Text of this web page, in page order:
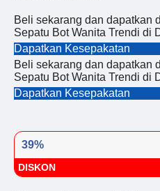
Beli sekarang dan dapatkan
Sepatu Bot Wanita Trendi di
Dapatkan Kesepakatan
Beli sekarang dan dapatkan
Sepatu Bot Wanita Trendi di
Dapatkan Kesepakatan
39%
DISKON